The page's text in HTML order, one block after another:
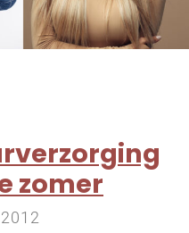
zomer